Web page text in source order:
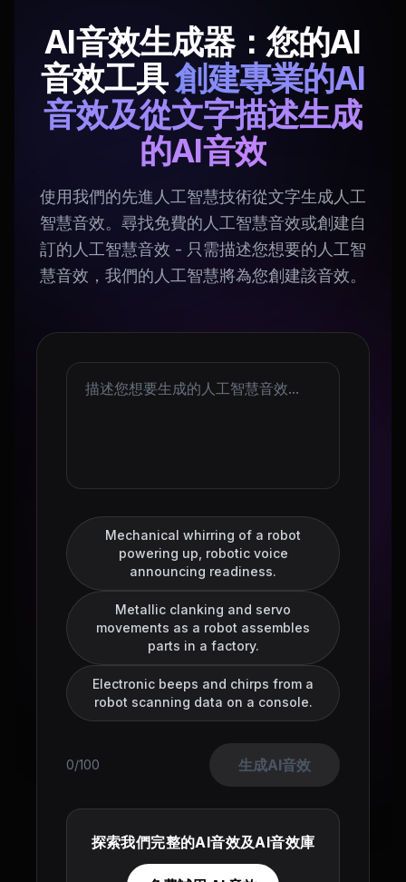
AI音效生成器：您的AI
音效工具創建專業的AI
音效及從文字描述生成
的AI音效
使用我們的先進人工智慧技術從文字生成人工
智慧音效。尋找免費的人工智慧音效或創建自
訂的人工智慧音效 - 只需描述您想要的人工智
慧音效，我們的人工智慧將為您創建該音效。
Mechanical whirring of a robot
powering up, robotic voice
announcing readiness.
Metallic clanking and servo
movements as a robot assembles
parts in a factory.
Electronic beeps and chirps from a
robot scanning data on a console.
0/100 生成AI音效
探索我們完整的AI音效及AI音效庫